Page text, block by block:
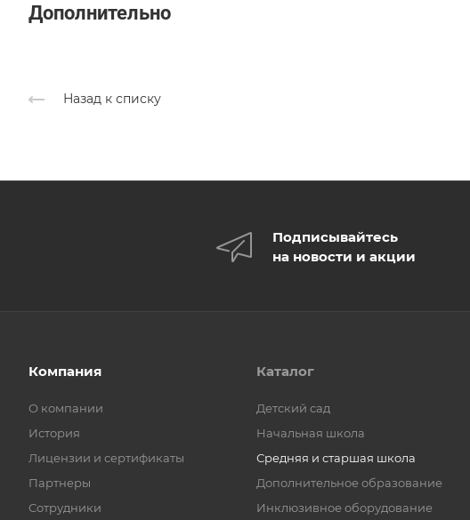
Дополнительно
Назад к списку
Подписывайтесь
на новости и акции
Компания
О компании
История
Лицензии и сертификаты
Партнеры
Сотрудники
Каталог
Детский сад
Начальная школа
Средняя и старшая школа
Дополнительное образование
Инклюзивное оборудование